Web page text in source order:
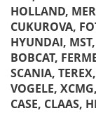
HOLLAND,
CUKUROVA,
HYUNDAI,
BOBCAT,
SCANIA,
VOGELE,
CASE, CLAAS,